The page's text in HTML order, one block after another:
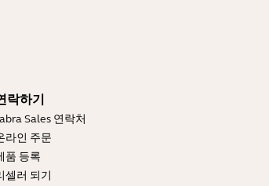
락하기
Sales 연락처
라인 주문
품 등록
셀러 되기